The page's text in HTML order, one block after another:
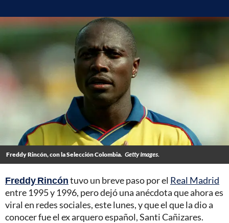
Freddy Rincón, con la Selección Colombia. Getty Images.
Freddy Rincóntuvo un breve paso por el Real Madrid
entre 1995 y 1996, pero dejó una anécdota que ahora es
viral en redes sociales, este lunes, y que el que la dio a
conocer fue el ex arquero español, Santi Cañizares.